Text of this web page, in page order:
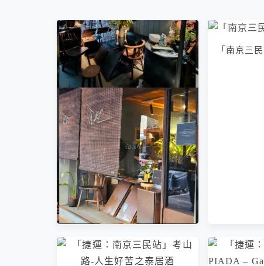
「南京三